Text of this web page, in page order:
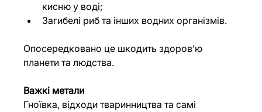
кисню у воді;
Загибелі риб та інших водних організмів.
Опосередковано це шкодить здоровʼю
планети та людства.
Важкі метали
Гноївка, відходи тваринництва та самі